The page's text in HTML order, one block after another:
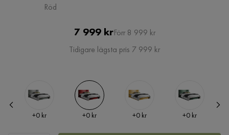
Röd
Pris
7 999 krOriginal
Pris
Förr 8 999 kr
Tidigare lägsta pris 7 999 kr
Pris
+0 kr Pris
+0 kr Pris
+0 kr Pris
+0 kr